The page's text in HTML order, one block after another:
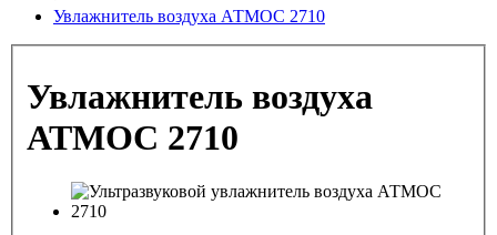
Увлажнитель воздуха АТМОС 2710
Увлажнитель воздуха
АТМОС 2710